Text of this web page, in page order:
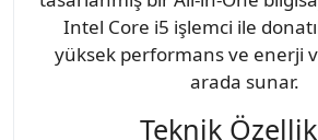
Intel Core i5 işlemci ile
yüksek performans ve enerji
arada sunar.
Teknik